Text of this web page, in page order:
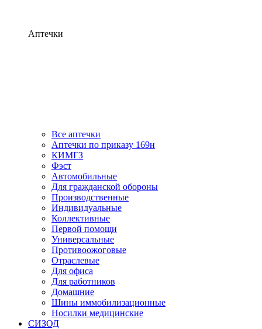
Аптечки
Все аптечки
Аптечки по приказу 169н
КИМГЗ
Фэст
Автомобильные
Для гражданской обороны
Производственные
Индивидуальные
Коллективные
Первой помощи
Универсальные
Противоожоговые
Отраслевые
Для офиса
Для работников
Домашние
Шины иммобилизационные
Носилки медицинские
СИЗОД